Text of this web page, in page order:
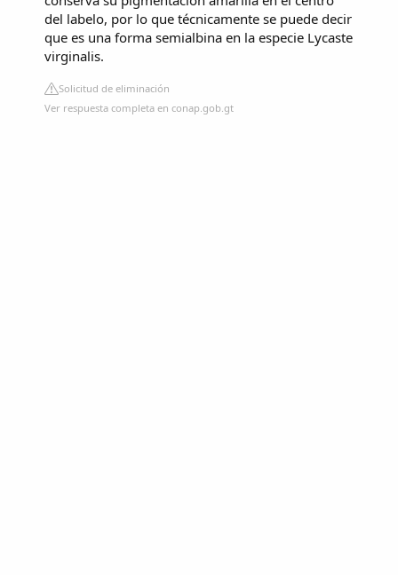
del labelo, por lo que técnicamente se puede decir
que es una forma semialbina en la especie Lycaste
virginalis.
Solicitud de eliminación
Ver respuesta completa en conap.gob.gt